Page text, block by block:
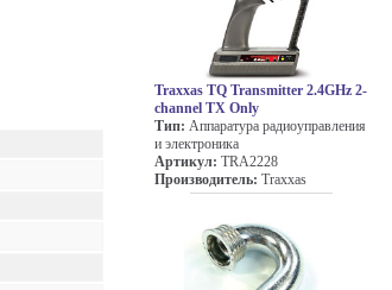
Traxxas TQ Transmitter 2.4GHz 2-
channel TX Only
Тип: Аппаратура радиоуправления
и электроника
Артикул: TRA2228
Производитель: Traxxas